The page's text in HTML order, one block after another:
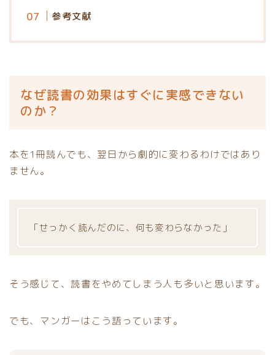
参考文献
なぜ読書の効果はすぐに実感できない
のか？
本を1冊読んでも、翌日から劇的に変わるわけではあり
ません。
「せっかく読んだのに、何も変わらなかった」
そう感じて、読書をやめてしまう人も多いと思います。
でも、マンガーはこう語っています。